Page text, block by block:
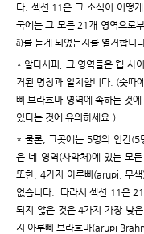
다. 섹션 11은 그 소식이 어떻
국에는 그 모든 21개 영역으로
ā)를 듣게 되었는지를 열거합니
* 알다시피, 그 영역들은 웹 사이
거된 명칭과 일치합니다. (숫따
삐 브라흐마 영역에 속하는 것
있다는 것에 유의하세요.)
* 물론, 그곳에는 5명의 인간(5
은 네 영역(사악처)에 있는 모
또한, 4가지 아루삐(arupi, 무
없습니다. 따라서 섹션 11은
되지 않은 것은 4가지 가장 낮
지 아루삐 브라흐마(arupi